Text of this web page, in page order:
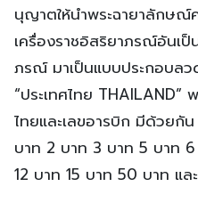
นุญาตให้นำพระฉายาลักษณ์
เครื่องราชอิสริยาภรณ์อันเ
ภรณ์ มาเป็นแบบประกอบลว
“ประเทศไทย THAILAND”
ไทยและเลขอารบิก มีด้วยกั
บาท 2 บาท 3 บาท 5 บาท
12 บาท 15 บาท 50 บาท แล